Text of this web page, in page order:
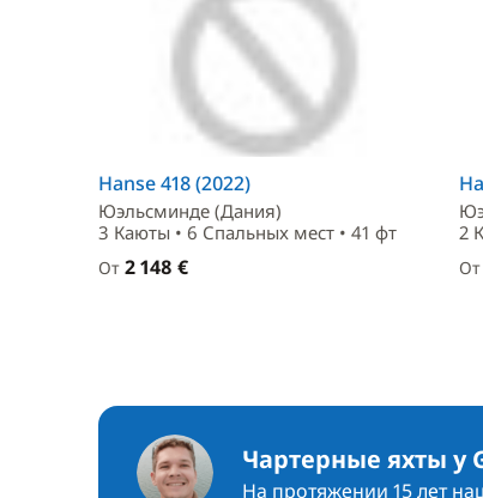
Hanse 418 (2022)
Юэльсминде (Дания)
3 Каюты • 6 Спальныx мест • 41 фт
От 2 148 €
2
От
Чартерные яхты у
На протяжении 15 лет